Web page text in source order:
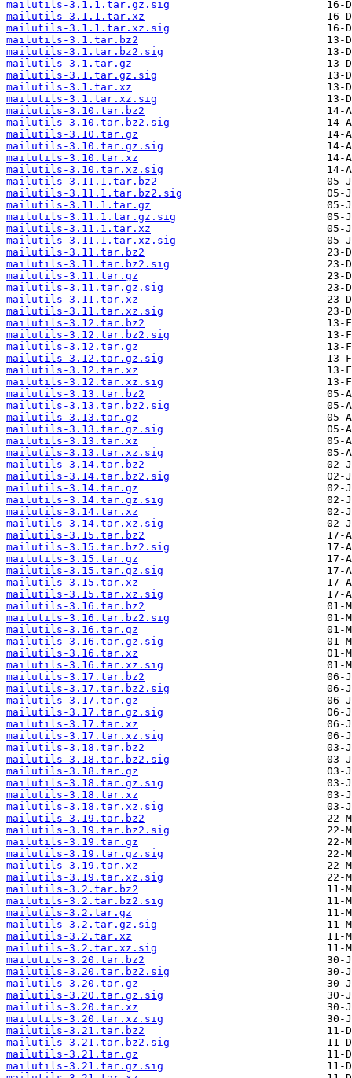
mailutils-3.1.1.tar.gz.sig
mailutils-3.1.1.tar.xz
mailutils-3.1.1.tar.xz.sig
mailutils-3.1.tar.bz2
mailutils-3.1.tar.bz2.sig
mailutils-3.1.tar.gz
mailutils-3.1.tar.gz.sig
mailutils-3.1.tar.xz
mailutils-3.1.tar.xz.sig
mailutils-3.10.tar.bz2
mailutils-3.10.tar.bz2.sig
mailutils-3.10.tar.gz
mailutils-3.10.tar.gz.sig
mailutils-3.10.tar.xz
mailutils-3.10.tar.xz.sig
mailutils-3.11.1.tar.bz2
mailutils-3.11.1.tar.bz2.sig
mailutils-3.11.1.tar.gz
mailutils-3.11.1.tar.gz.sig
mailutils-3.11.1.tar.xz
mailutils-3.11.1.tar.xz.sig
mailutils-3.11.tar.bz2
mailutils-3.11.tar.bz2.sig
mailutils-3.11.tar.gz
mailutils-3.11.tar.gz.sig
mailutils-3.11.tar.xz
mailutils-3.11.tar.xz.sig
mailutils-3.12.tar.bz2
mailutils-3.12.tar.bz2.sig
mailutils-3.12.tar.gz
mailutils-3.12.tar.gz.sig
mailutils-3.12.tar.xz
mailutils-3.12.tar.xz.sig
mailutils-3.13.tar.bz2
mailutils-3.13.tar.bz2.sig
mailutils-3.13.tar.gz
mailutils-3.13.tar.gz.sig
mailutils-3.13.tar.xz
mailutils-3.13.tar.xz.sig
mailutils-3.14.tar.bz2
mailutils-3.14.tar.bz2.sig
mailutils-3.14.tar.gz
mailutils-3.14.tar.gz.sig
mailutils-3.14.tar.xz
mailutils-3.14.tar.xz.sig
mailutils-3.15.tar.bz2
mailutils-3.15.tar.bz2.sig
mailutils-3.15.tar.gz
mailutils-3.15.tar.gz.sig
mailutils-3.15.tar.xz
mailutils-3.15.tar.xz.sig
mailutils-3.16.tar.bz2
mailutils-3.16.tar.bz2.sig
mailutils-3.16.tar.gz
mailutils-3.16.tar.gz.sig
mailutils-3.16.tar.xz
mailutils-3.16.tar.xz.sig
mailutils-3.17.tar.bz2
mailutils-3.17.tar.bz2.sig
mailutils-3.17.tar.gz
mailutils-3.17.tar.gz.sig
mailutils-3.17.tar.xz
mailutils-3.17.tar.xz.sig
mailutils-3.18.tar.bz2
mailutils-3.18.tar.bz2.sig
mailutils-3.18.tar.gz
mailutils-3.18.tar.gz.sig
mailutils-3.18.tar.xz
mailutils-3.18.tar.xz.sig
mailutils-3.19.tar.bz2
mailutils-3.19.tar.bz2.sig
mailutils-3.19.tar.gz
mailutils-3.19.tar.gz.sig
mailutils-3.19.tar.xz
mailutils-3.19.tar.xz.sig
mailutils-3.2.tar.bz2
mailutils-3.2.tar.bz2.sig
mailutils-3.2.tar.gz
mailutils-3.2.tar.gz.sig
mailutils-3.2.tar.xz
mailutils-3.2.tar.xz.sig
mailutils-3.20.tar.bz2
mailutils-3.20.tar.bz2.sig
mailutils-3.20.tar.gz
mailutils-3.20.tar.gz.sig
mailutils-3.20.tar.xz
mailutils-3.20.tar.xz.sig
mailutils-3.21.tar.bz2
mailutils-3.21.tar.bz2.sig
mailutils-3.21.tar.gz
mailutils-3.21.tar.gz.sig